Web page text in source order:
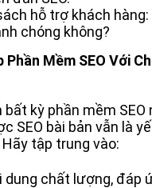
hỗ trợ khách
chóng không?
Phần Mềm SEO Với
bất kỳ phần mềm SEO
SEO bài bản vẫn là
tập trung vào:
dung chất lượng, đáp